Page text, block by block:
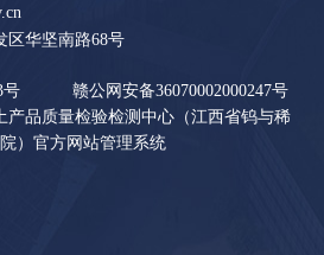
区华坚南路68号
号
赣公网安备36070002000247号
产品质量检验检测中心（江西省钨与稀
）官方网站管理系统